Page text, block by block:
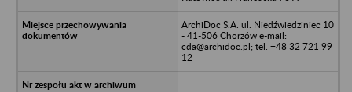
ArchiDoc S.A. ul. Niedźwiedziniec 10
- 41-506 Chorzów e-mail:
cda@archidoc.pl; tel. +48 32 721 99
12